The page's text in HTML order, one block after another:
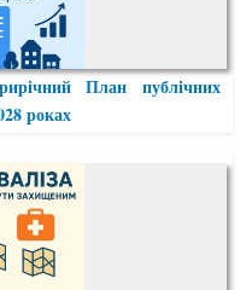
План публічних
роках